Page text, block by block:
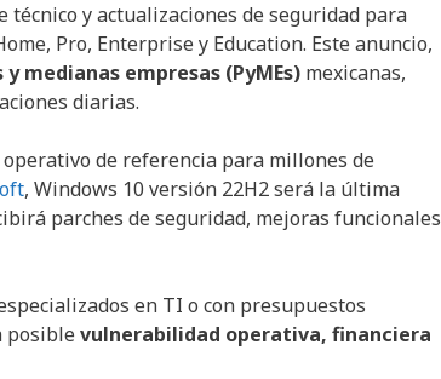
y actualizaciones de seguridad para
Pro, Enterprise y Education. Este anuncio,
y medianas empresas (PyMEs) mexicanas,
diarias.
de referencia para millones de
, Windows 10 versión 22H2 será la última
parches de seguridad, mejoras funcionales
en TI o con presupuestos
posiblevulnerabilidad operativa, financiera